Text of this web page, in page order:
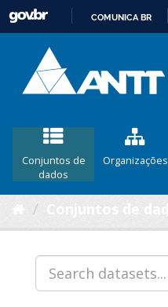
COMUNICA BR
Conjuntos de
dados
Organizações